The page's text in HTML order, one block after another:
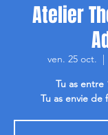
Atelier
ven. 25 oct.
  |
Tu as entre
Tu as envie de